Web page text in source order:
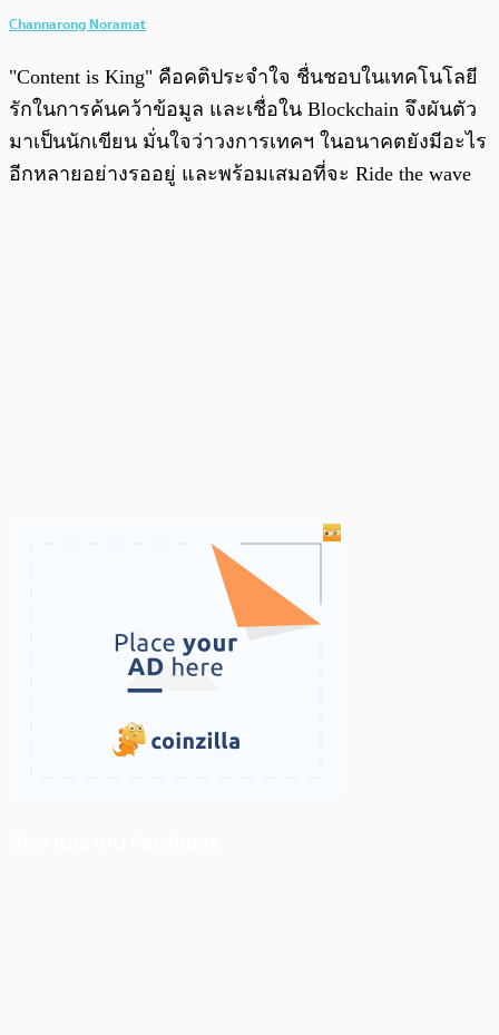
Channarong Noramat
"Content is King" คือคติประจำใจ ชื่นชอบในเทคโนโลยี
รักในการค้นคว้าข้อมูล และเชื่อใน Blockchain จึงผันตัว
มาเป็นนักเขียน มั่นใจว่าวงการเทคฯ ในอนาคตยังมีอะไร
อีกหลายอย่างรออยู่ และพร้อมเสมอที่จะ Ride the wave